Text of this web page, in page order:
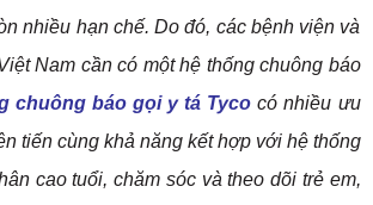
nhiều hạn chế. Do đó, các bệnh viện và
Nam cần có một hệ thống chuông báo
chuông báo gọi y tá Tyco có nhiều ưu
tiến cùng khả năng kết hợp với hệ thống
cao tuổi, chăm sóc và theo dõi trẻ em,